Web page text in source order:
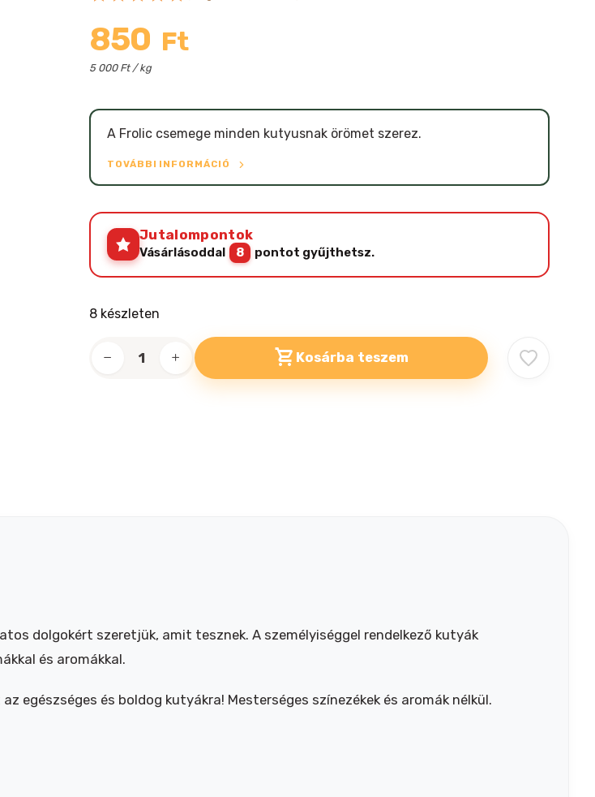
850 Ft
5 000 Ft / kg
A Frolic csemege minden kutyusnak örömet szerez.
TOVÁBBI INFORMÁCIÓ
Jutalompontok
Vásárlásoddal 8 pontot gyűjthetsz.
8 készleten
Kosárba teszem
dolgokért szeretjük, amit tesznek. A személyiséggel rendelkező kutyák
és aromákkal.
egészséges és boldog kutyákra! Mesterséges színezékek és aromák nélkül.